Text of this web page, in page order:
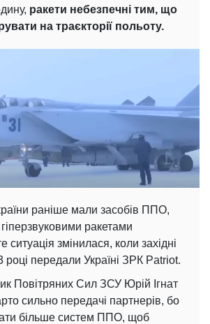
ракети небезпечні тим, що
на траєкторії польоту.
раніше мали засобів ППО,
ракетами
змінилася, коли західні
році передали Україні ЗРК Patriot.
Повітряних Сил ЗСУ Юрій Ігнат
сильно передачі партнерів, бо
більше систем ППО, щоб